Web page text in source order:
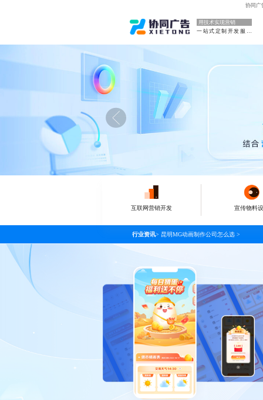
协同广
用技术实现营销
一站式定制开发服务
互联网营销开发 宣传物料
行业资讯> 昆明MG动画制作公司怎么选 >